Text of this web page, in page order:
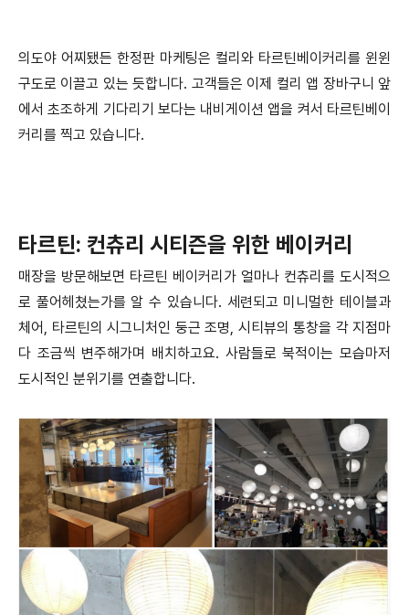
의도야 어찌됐든 한정판 마케팅은 컬리와 타르틴베이커리를 윈윈
구도로 이끌고 있는 듯합니다. 고객들은 이제 컬리 앱 장바구니 앞
에서 초조하게 기다리기 보다는 내비게이션 앱을 켜서 타르틴베이
커리를 찍고 있습니다.
타르틴: 컨츄리 시티즌을 위한 베이커리
매장을 방문해보면 타르틴 베이커리가 얼마나 컨츄리를 도시적으
로 풀어헤쳤는가를 알 수 있습니다. 세련되고 미니멀한 테이블과
체어, 타르틴의 시그니처인 둥근 조명, 시티뷰의 통창을 각 지점마
다 조금씩 변주해가며 배치하고요. 사람들로 북적이는 모습마저
도시적인 분위기를 연출합니다.